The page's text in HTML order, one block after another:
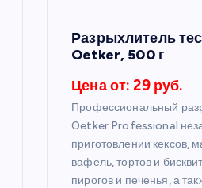
Разрыхлитель
Oetker, 500 г
Цена от: 29 руб.
Профессиональный
Oetker Professional
приготовлении кексов,
вафель, тортов и
пирогов и печенья, а